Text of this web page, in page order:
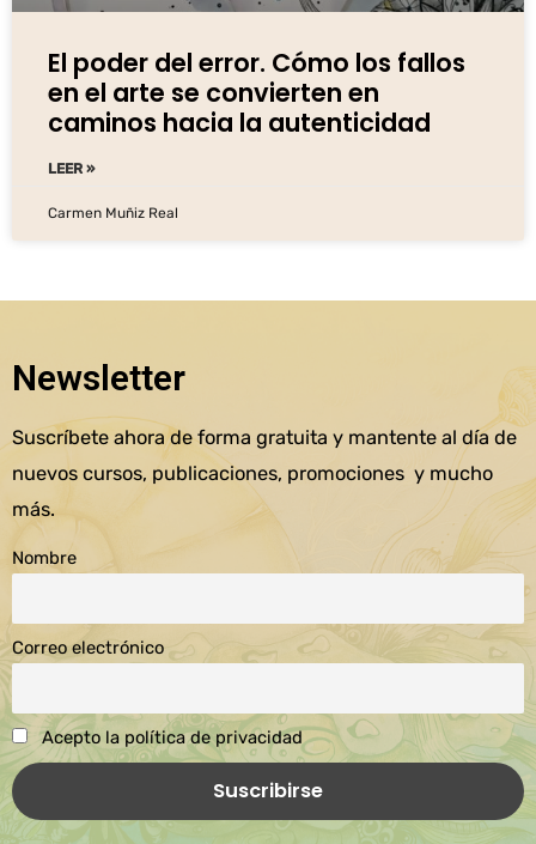
El poder del error. Cómo los fallos
en el arte se convierten en
caminos hacia la autenticidad
LEER »
Carmen Muñiz Real
Newsletter
Suscríbete ahora de forma gratuita y mantente al día de
nuevos cursos, publicaciones, promociones y mucho
más.
Nombre
Correo electrónico
Acepto la política de privacidad